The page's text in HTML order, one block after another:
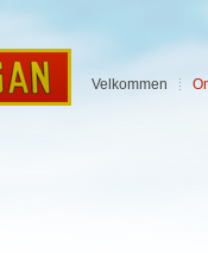
Velkommen